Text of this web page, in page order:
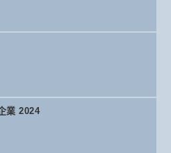
業 2024